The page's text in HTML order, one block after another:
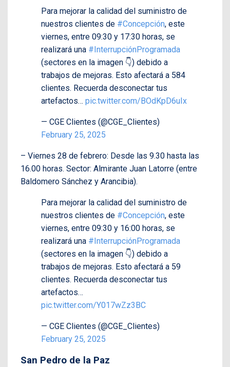
Para mejorar la calidad del suministro de
nuestros clientes de #Concepción, este
viernes, entre 09:30 y 17:30 horas, se
realizará una #InterrupciónProgramada
(sectores en la imagen 👇) debido a
trabajos de mejoras. Esto afectará a 584
clientes. Recuerda desconectar tus
artefactos… pic.twitter.com/BOdKpD6uIx
— CGE Clientes (@CGE_Clientes)
February 25, 2025
– Viernes 28 de febrero: Desde las 9.30 hasta las
16.00 horas. Sector: Almirante Juan Latorre (entre
Baldomero Sánchez y Arancibia).
Para mejorar la calidad del suministro de
nuestros clientes de #Concepción, este
viernes, entre 09:30 y 16:00 horas, se
realizará una #InterrupciónProgramada
(sectores en la imagen 👇) debido a
trabajos de mejoras. Esto afectará a 59
clientes. Recuerda desconectar tus
artefactos…
pic.twitter.com/Y017wZz3BC
— CGE Clientes (@CGE_Clientes)
February 25, 2025
San Pedro de la Paz